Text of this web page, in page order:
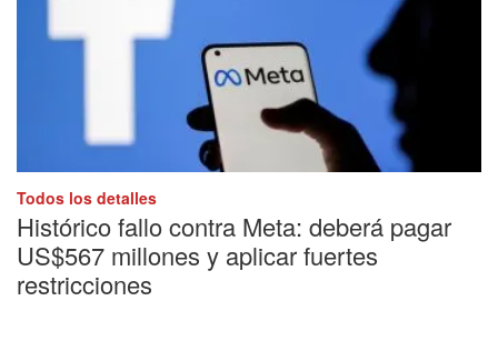
Todos los detalles
Histórico fallo contra Meta: deberá pagar
US$567 millones y aplicar fuertes
restricciones